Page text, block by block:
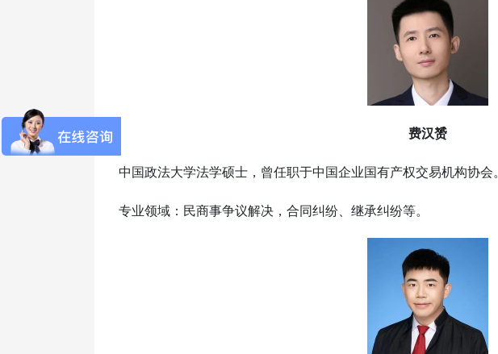
费汉赟
中国政法大学法学硕士，曾任职于中国企业国有产权交易机构协会。
专业领域：民商事争议解决，合同纠纷、继承纠纷等。